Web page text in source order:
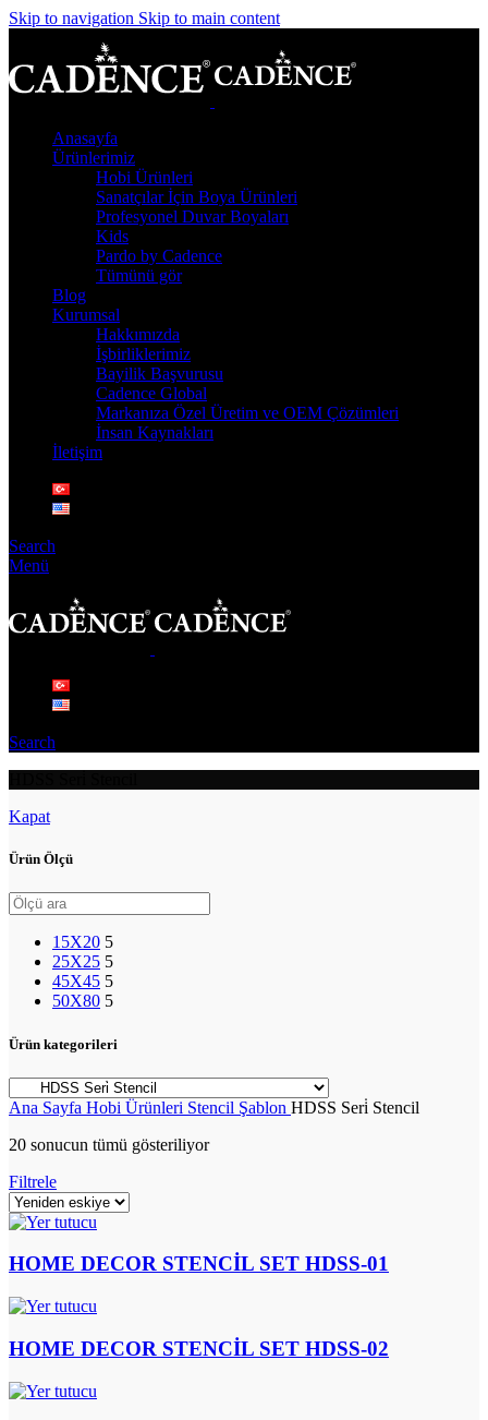
Skip to navigation Skip to main content
Anasayfa
Ürünlerimiz
Hobi Ürünleri
Sanatçılar İçin Boya Ürünleri
Profesyonel Duvar Boyaları
Kids
Pardo by Cadence
Tümünü gör
Blog
Kurumsal
Hakkımızda
İşbirliklerimiz
Bayilik Başvurusu
Cadence Global
Markanıza Özel Üretim ve OEM Çözümleri
İnsan Kaynakları
İletişim
Search
Menü
Search
Kapat
Ürün Ölçü
15X20 5
25X25 5
45X45 5
50X80 5
Ürün kategorileri
Ana Sayfa Hobi Ürünleri Stencil Şablon HDSS Seri̇ Stencil
20 sonucun tümü gösteriliyor
Filtrele
HOME DECOR STENCİL SET HDSS-01
HOME DECOR STENCİL SET HDSS-02